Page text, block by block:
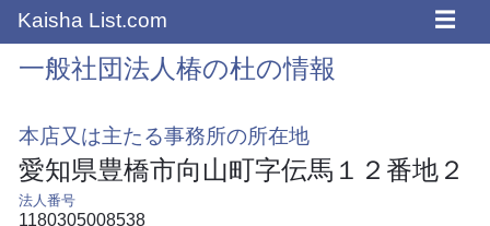
Kaisha List.com ☰
一般社団法人椿の杜の情報
本店又は主たる事務所の所在地
愛知県豊橋市向山町字伝馬１２番地２
法人番号
1180305008538